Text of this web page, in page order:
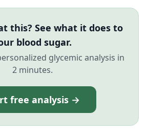
this? See what it does to
blood sugar.
glycemic analysis in
2 minutes.
free analysis →